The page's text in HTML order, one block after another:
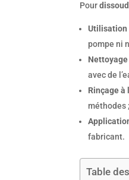
Pour
Utilisation
pompe ni
Nettoyage
avec de
Rinçage à
méthodes ;
fabricant.
Table